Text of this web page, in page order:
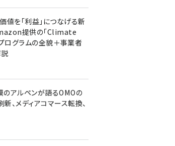
値を「利益」につなげる新
提供の「Climate
グラムの全貌＋事業者
説
アルペンが語るOMOの
、メディアコマース転換、